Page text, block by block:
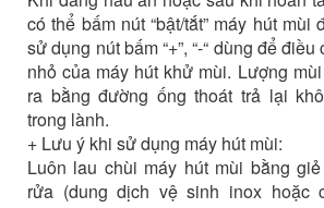
có thể bấm nút “bật/tắt” máy hút mùi
sử dụng nút bấm “+”, “-“ dùng để
nhỏ của máy hút khử mùi. Lượng
ra bằng đường ống thoát trả lại
trong lành.
+ Lưu ý khi sử dụng máy hút mùi:
Luôn lau chùi máy hút mùi bằng
rửa (dung dịch vệ sinh inox hoặc